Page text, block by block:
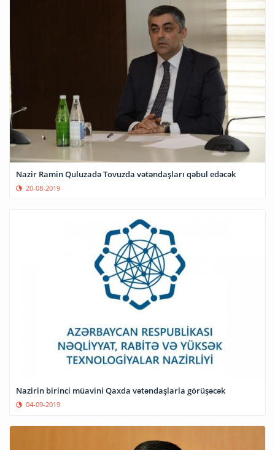
Nazir Ramin Quluzadə Tovuzda vətəndaşları qəbul edəcək
20-08-2019
Nazirin birinci müavini Qaxda vətəndaşlarla görüşəcək
04-09-2019